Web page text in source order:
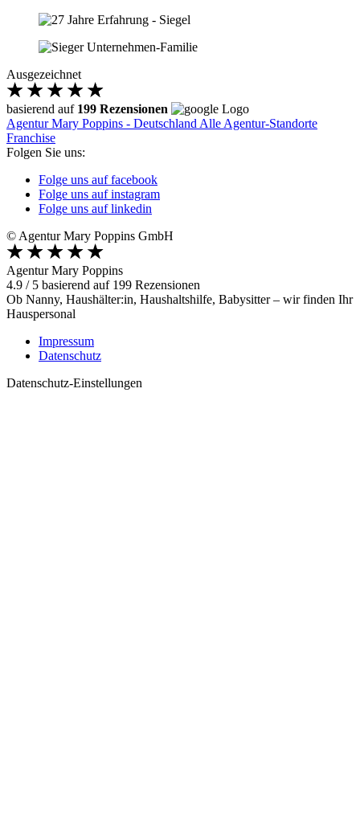
Ausgezeichnet
basierend auf 199 Rezensionen
Agentur Mary Poppins - Deutschland Alle Agentur-Standorte
Franchise
Folgen Sie uns:
Folge uns auf facebook
Folge uns auf instagram
Folge uns auf linkedin
© Agentur Mary Poppins GmbH
Agentur Mary Poppins
4.9 / 5 basierend auf 199 Rezensionen
Ob Nanny, Haushälter:in, Haushaltshilfe, Babysitter – wir finden Ihr
Hauspersonal
Impressum
Datenschutz
Datenschutz-Einstellungen